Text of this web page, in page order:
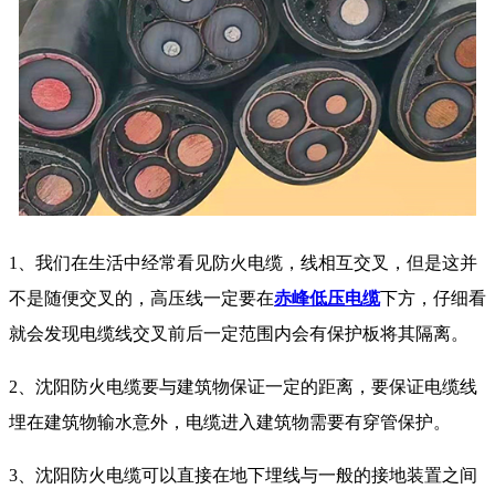
1、我们在生活中经常看见防火电缆，线相互交叉，但是这并
不是随便交叉的，高压线一定要在赤峰低压电缆下方，仔细看
就会发现电缆线交叉前后一定范围内会有保护板将其隔离。
2、沈阳防火电缆要与建筑物保证一定的距离，要保证电缆线
埋在建筑物输水意外，电缆进入建筑物需要有穿管保护。
3、沈阳防火电缆可以直接在地下埋线与一般的接地装置之间